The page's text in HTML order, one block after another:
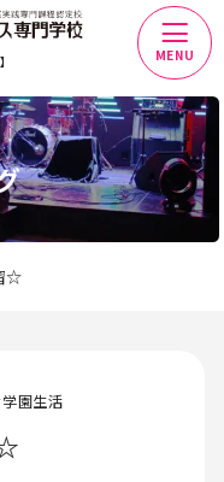
MENU
☆
学園生活